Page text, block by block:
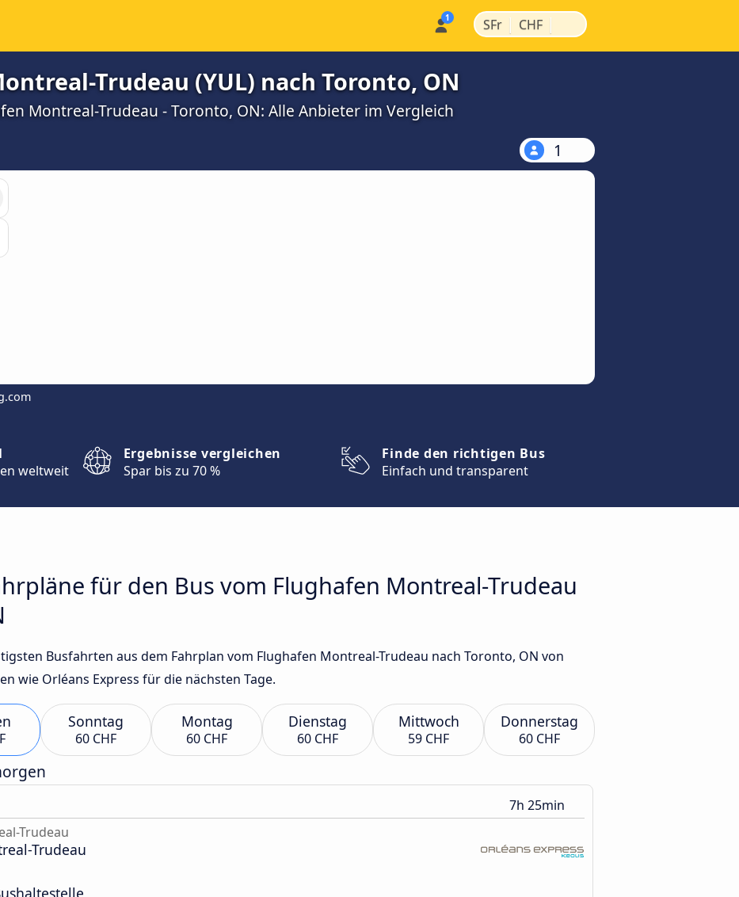
SFr | CHF |
Trudeau (YUL) nach Toronto, ON
Montreal-Trudeau - Toronto, ON: Alle Anbieter im Vergleich
1
weltweit
Ergebnisse vergleichen
Spar bis zu 70 %
Finde den richtigen Bus
Einfach und transparent
für den Bus vom Flughafen Montreal-Trudeau
Busfahrten aus dem Fahrplan vom Flughafen Montreal-Trudeau nach Toronto, ON von
wie Orléans Express für die nächsten Tage.
Sonntag
60 CHF
Montag
60 CHF
Dienstag
60 CHF
Mittwoch
59 CHF
Donnerstag
60 CHF
7h 25min
Trudeau
Trudeau